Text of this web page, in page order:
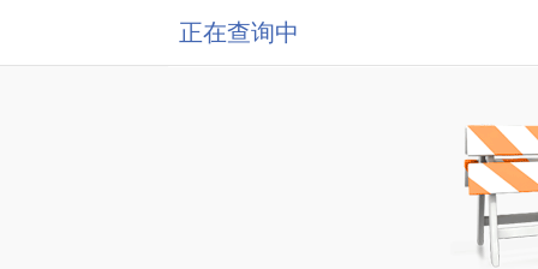
正在查询中